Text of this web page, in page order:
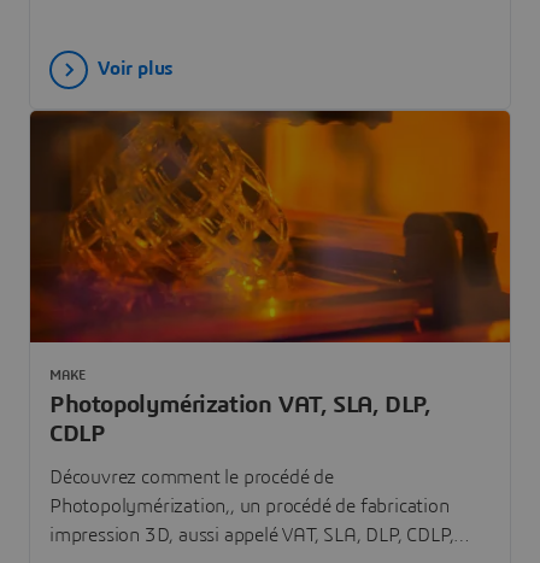
Voir plus
Photopolymérization VAT, SLA, DLP,
CDLP
Découvrez comment le procédé de
Photopolymérization,, un procédé de fabrication
impression 3D, aussi appelé VAT, SLA, DLP, CDLP,
MAKE